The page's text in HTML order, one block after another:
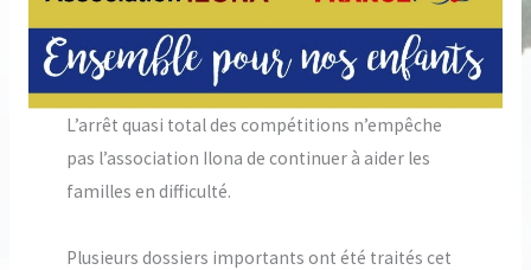
L’arrêt quasi total des compétitions n’empêche
pas l’association Ilona de continuer à aider les
familles en difficulté.
Plusieurs dossiers importants ont été traités cet